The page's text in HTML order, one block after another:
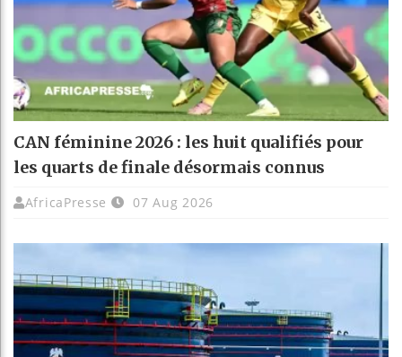
CAN féminine 2026 : les huit qualifiés pour
les quarts de finale désormais connus
AfricaPresse 07 Aug 2026